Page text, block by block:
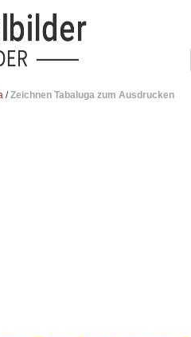
/Zeichnen Tabaluga zum Ausdrucken